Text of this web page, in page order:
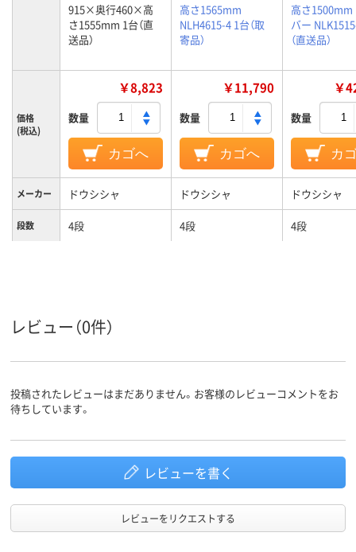
915×奥行460×高
さ1555mm 1台（直
送品）
高さ1565mm
NLH4615-4 1台（取
寄品）
高さ1500mm
バー
（直送品）
価格
(税込)
￥8,823
数量
カゴへ
￥11,790
数量
カゴへ
￥
数量
カ
メーカー ドウシシャ ドウシシャ ドウシシャ
段数 4段 4段 4段
商品区分
ラック（セット品／
レビュー（0件）
投稿されたレビューはまだありません。お客様のレビューコメントをお
待ちしています。
レビューを書く
レビューをリクエストする